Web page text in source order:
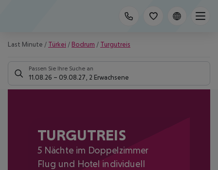
Last Minute / Türkei / Bodrum / Turgutreis
Passen Sie Ihre Suche an
11.08.26 – 09.08.27 2 Erwachsene
TURGUTREIS
5 Nächte im Doppelzimmer
Flug und Hotel individuell